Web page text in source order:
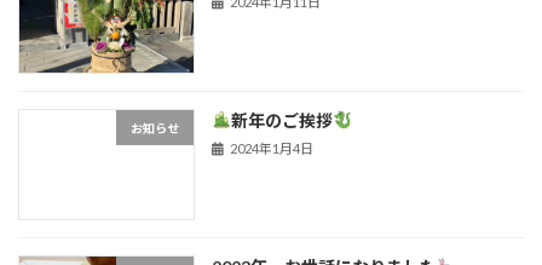
お知らせ 新年のご挨拶
2024年1月4日